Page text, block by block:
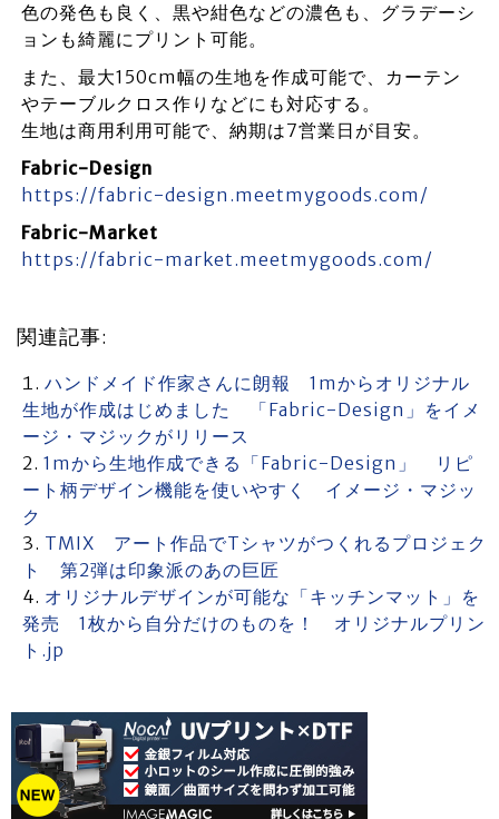
色の発色も良く、黒や紺色などの濃色も、グラデーシ
ョンも綺麗にプリント可能。
また、最大150cm幅の生地を作成可能で、カーテン
やテーブルクロス作りなどにも対応する。
生地は商用利用可能で、納期は7営業日が目安。
Fabric-Design
https://fabric-design.meetmygoods.com/
Fabric-Market
https://fabric-market.meetmygoods.com/
関連記事:
ハンドメイド作家さんに朗報 1mからオリジナル
生地が作成はじめました 「Fabric-Design」をイメ
ージ・マジックがリリース
1mから生地作成できる「Fabric-Design」 リピ
ート柄デザイン機能を使いやすく イメージ・マジッ
ク
TMIX アート作品でTシャツがつくれるプロジェク
ト 第2弾は印象派のあの巨匠
オリジナルデザインが可能な「キッチンマット」を
発売 1枚から自分だけのものを！ オリジナルプリン
ト.jp